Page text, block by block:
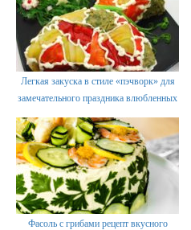
Легкая закуска в стиле «пэчворк» для
замечательного праздника влюбленных
Фасоль с грибами рецепт вкусного